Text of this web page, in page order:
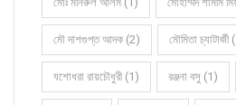
মৌ দাশগুপ্ত আদক (2) মৌমিতা চ্যাটার্জী
যশোধরা রায়চৌধুরী (1) রঞ্জনা বসু (1)